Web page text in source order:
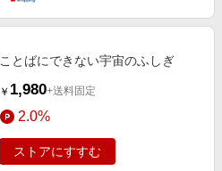
ことばにできない宇宙のふしぎ
￥ 1,980+送料固定
2.0%
ストアにすすむ